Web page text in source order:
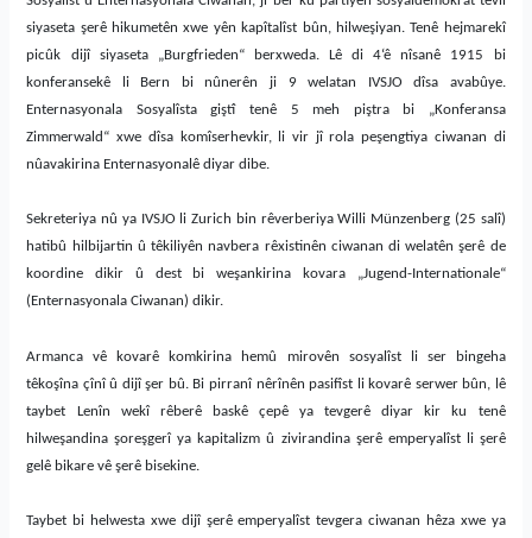
siyaseta şerê hikumetên xwe yên kapîtalîst bûn, hilweşiyan. Tenê hejmarekî
picûk dijî siyaseta „Burgfrieden“ berxweda. Lê di 4‘ê nîsanê 1915 bi
konferansekê li Bern bi nûnerên ji 9 welatan IVSJO dîsa avabûye.
Enternasyonala Sosyalîsta giştî tenê 5 meh piştra bi „Konferansa
Zimmerwald“ xwe dîsa komîserhevkir, li vir jî rola peşengtiya ciwanan di
nûavakirina Enternasyonalê diyar dibe.
Sekreteriya nû ya IVSJO li Zurich bin rêverberiya Willi Münzenberg (25 salî)
hatibû hilbijartin û têkiliyên navbera rêxistinên ciwanan di welatên şerê de
koordine dikir û dest bi weşankirina kovara „Jugend-Internationale“
(Enternasyonala Ciwanan) dikir.
Armanca vê kovarê komkirina hemû mirovên sosyalîst li ser bingeha
têkoşîna çînî û dijî şer bû. Bi pirranî nêrînên pasifîst li kovarê serwer bûn, lê
taybet Lenîn wekî rêberê baskê çepê ya tevgerê diyar kir ku tenê
hilweşandina şoreşgerî ya kapitalizm û zivirandina şerê emperyalîst li şerê
gelê bikare vê şerê bisekine.
Taybet bi helwesta xwe dijî şerê emperyalîst tevgera ciwanan hêza xwe ya